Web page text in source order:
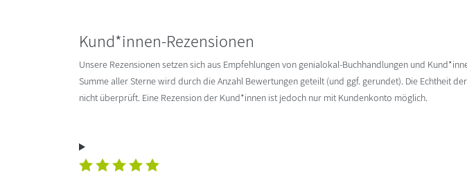
Kund*innen-Rezensionen
Unsere Rezensionen setzen sich aus Empfehlungen von genialokal-Buchhandlungen und
Summe aller Sterne wird durch die Anzahl Bewertungen geteilt (und ggf. gerundet). Die Echtheit
nicht überprüft. Eine Rezension der Kund*innen ist jedoch nur mit Kundenkonto möglich.